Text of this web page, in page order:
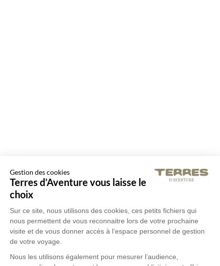
Gestion des cookies
Terres d’Aventure vous laisse le
choix
Sur ce site, nous utilisons des cookies, ces petits fichiers qui
nous permettent de vous reconnaitre lors de votre prochaine
visite et de vous donner accès à l’espace personnel de gestion
de votre voyage.
Nous les utilisons également pour mesurer l’audience,